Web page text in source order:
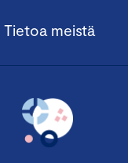
Tietoa meistä